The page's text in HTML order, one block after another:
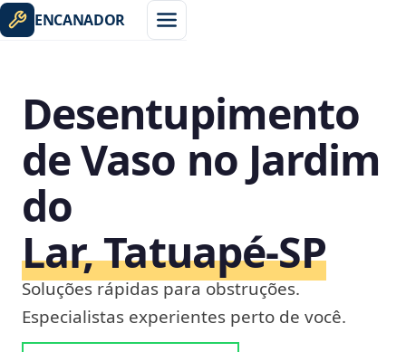
ENCANADOR
Desentupimento
de Vaso no Jardim
do
Lar, Tatuapé‑SP
Soluções rápidas para obstruções.
Especialistas experientes perto de você.